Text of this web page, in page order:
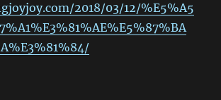
2018/03/12/%E5%A5